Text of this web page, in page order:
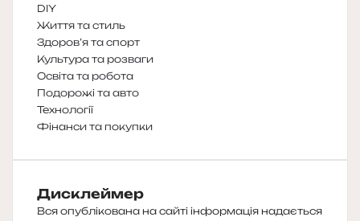
DIY
Життя та стиль
Здоров’я та спорт
Культура та розваги
Освіта та робота
Подорожі та авто
Технології
Фінанси та покупки
Дисклеймер
Вся опублікована на сайті інформація надається